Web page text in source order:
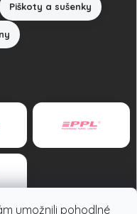
umožnili pohodlné
Piškoty a sušenky